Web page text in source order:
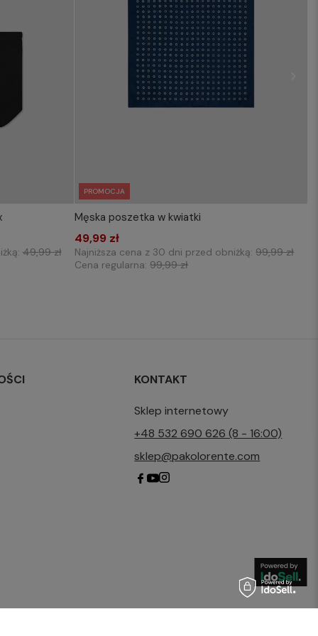
49,99 zł
PROMOCJA
WYBIERZ ROZMIAR DO KOSZYKA
Męska poszetka w kwiatki
49,99 zł
Najniższa cena z 30 dni przed obniżką:99,99 zł
Cena regularna:99,99 zł
KONTAKT
Sklep internetowy
+48 532 690 626 (8 - 16:00)
sklep@pakolorente.com